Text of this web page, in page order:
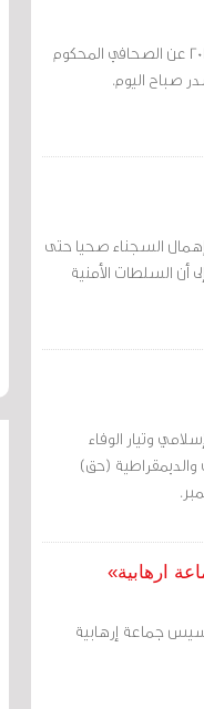
مرآة البحرين: أفرجت السلطات أفرجت السلطات اليوم الاثنين 8 أبريل 2024 عن الصحافي المحكوم
صباح اليوم.
السجناء صحيا حتى
السلطات الأمنية
وتيار الوفاء
والديمقراطية (حق)
جماعة إرهابية